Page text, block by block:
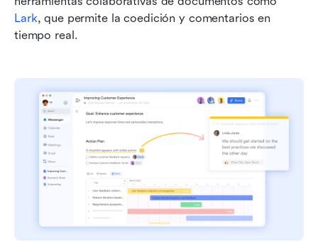
Lark, que permite la coedición y comentarios en
tiempo real.